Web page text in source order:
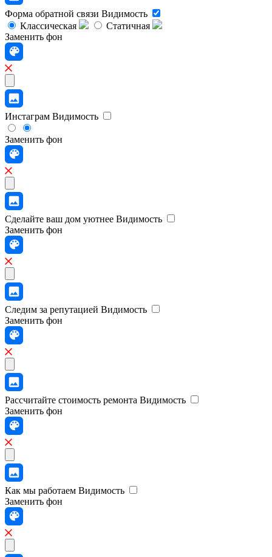
Форма обратной связи Видимость
Классическая
Статичная
Заменить фон
Инстаграм Видимость
Заменить фон
Сделайте ваш дом уютнее Видимость
Заменить фон
Следим за репутацией Видимость
Заменить фон
Рассчитайте стоимость ремонта Видимость
Заменить фон
Как мы работаем Видимость
Заменить фон